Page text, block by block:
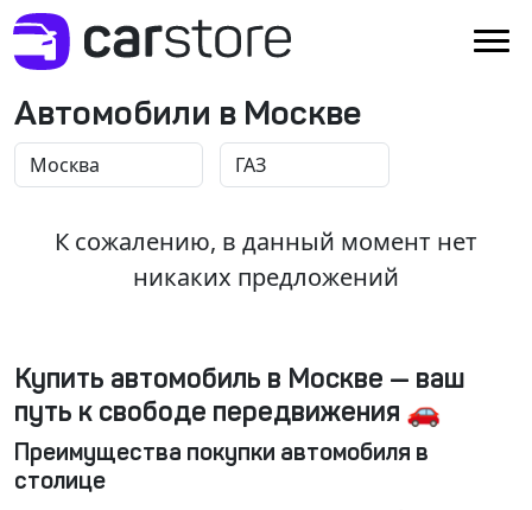
Автомобили в Москве
К сожалению, в данный момент нет
никаких предложений
Купить автомобиль в Москве — ваш
путь к свободе передвижения 🚗
Преимущества покупки автомобиля в
столице